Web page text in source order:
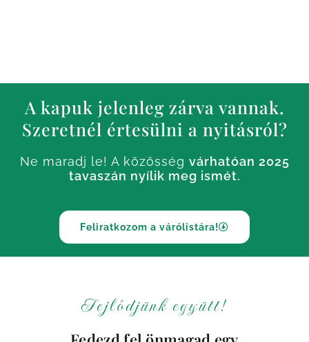
A kapuk jelenleg zárva vannak.
Szeretnél értesülni a nyitásról?
Ne maradj le! A közösség várhatóan 2025
tavaszán nyílik meg ismét.
Feliratkozom a várólistára!
Fejlődjünk együtt!